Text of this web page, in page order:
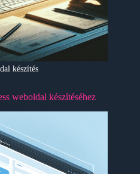
készítés
weboldal készítéséhez